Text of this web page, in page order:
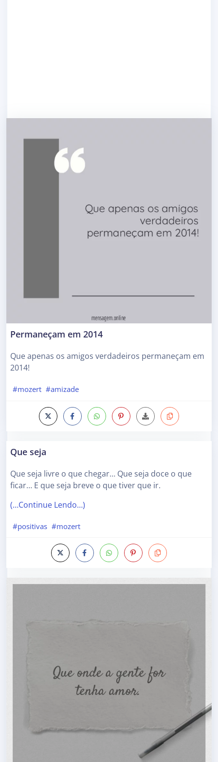
Permaneçam em 2014
Que apenas os amigos verdadeiros permaneçam em
2014!
#mozert #amizade
Que seja
Que seja livre o que chegar… Que seja doce o que
ficar… E que seja breve o que tiver que ir.
(…Continue Lendo…)
#positivas #mozert